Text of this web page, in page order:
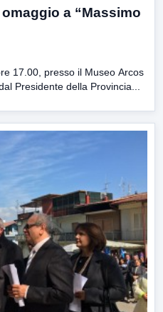
a “Massimo
17.00, presso il Museo Arcos
Presidente della Provincia...